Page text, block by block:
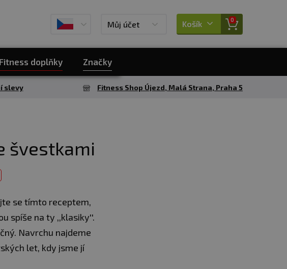
Můj účet Košík 0
Fitness doplňky Značky
slevy Fitness Shop Újezd, Malá Strana, Praha 5
švestkami
se tímto receptem,
spíše na ty ,,klasiky''.
Navrchu najdeme
let, kdy jsme jí